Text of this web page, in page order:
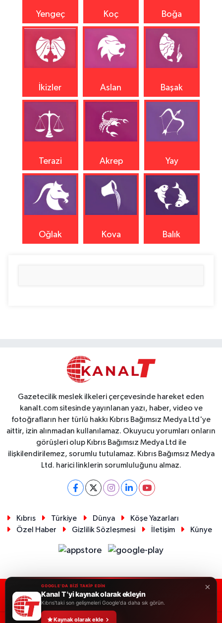
Yengeç Koç Boğa
İkizler Aslan Başak
Terazi Akrep Yay
Oğlak Kova Balık
Gazetecilik meslek ilkeleri çerçevesinde hareket eden
kanalt.com sitesinde yayınlanan yazı, haber, video ve
fotoğrafların her türlü hakkı Kıbrıs Bağımsız Medya Ltd'ye
aittir, izin alınmadan kullanılamaz. Okuyucu yorumları onların
görüşleri olup Kıbrıs Bağımsız Medya Ltd ile
ilişkilendirilemez, sorumlu tutulamaz. Kıbrıs Bağımsız Medya
Ltd. harici linklerin sorumluluğunu almaz.
Kıbrıs Türkiye Dünya
Köşe Yazarları
Özel Haber
Gizlilik Sözleşmesi İletişim Künye
RSS Copyright © 2026. Her hakkı saklıdır.
×
GOOGLE'DA BİZİ TAKİP EDİN
Kanal T 'yi kaynak olarak ekleyin
Kıbrıs'taki son gelişmeleri Google'da daha sık görün.
Kaynak olarak ekle